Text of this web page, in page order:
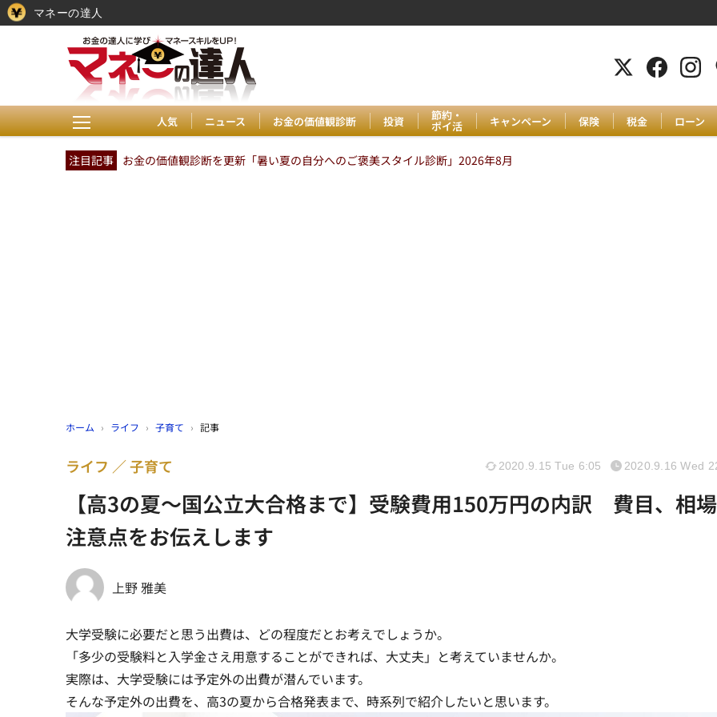
人気 ニュース お金の価値観診断 投資 節約・
ポイ活 キャンペーン 保険 税金 ローン
注目記事 お金の価値観診断を更新「暑い夏の自分へのご褒美スタイル診断」2026年8月
ホーム › ライフ › 子育て › 記事
【高3の夏～国公立大合格まで】受験費用150万円の内訳 費目、相場
注意点をお伝えします
ライフ 子育て 2020.9.15 Tue 6:05 2020.9.16 Wed
上野 雅美
大学受験に必要だと思う出費は、どの程度だとお考えでしょうか。
「多少の受験料と入学金さえ用意することができれば、大丈夫」と考えていませんか。
実際は、大学受験には予定外の出費が潜んでいます。
そんな予定外の出費を、高3の夏から合格発表まで、時系列で紹介したいと思います。
マネーの達人